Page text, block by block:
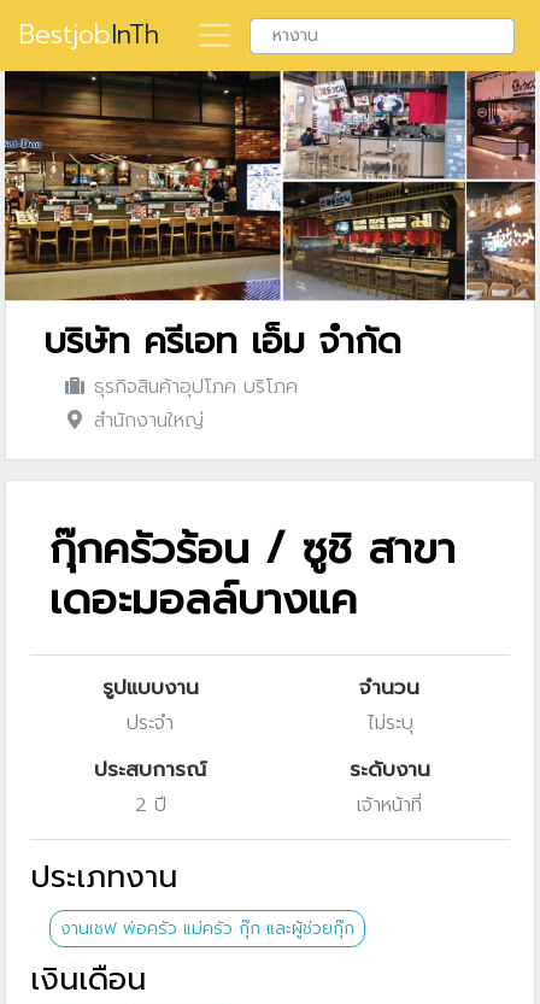
BestjobInTh
บริษัท ครีเอท เอ็ม จำกัด
ธุรกิจสินค้าอุปโภค บริโภค
สำนักงานใหญ่
กุ๊กครัวร้อน / ซูชิ สาขา
เดอะมอลล์บางแค
รูปแบบงาน
ประจำ
จำนวน
ไม่ระบุ
ประสบการณ์
2 ปี
ระดับงาน
เจ้าหน้าที่
ประเภทงาน
งานเชฟ พ่อครัว แม่ครัว กุ๊ก และผู้ช่วยกุ๊ก
เงินเดือน